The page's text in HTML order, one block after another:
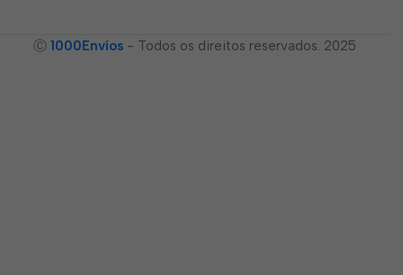
Ⓒ 1000Envíos - Todos os direitos reservados. 2025